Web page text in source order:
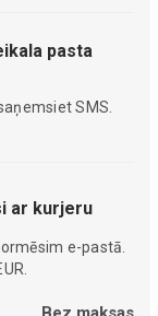
pasta
SMS.
ar kurjeru
e-pastā.